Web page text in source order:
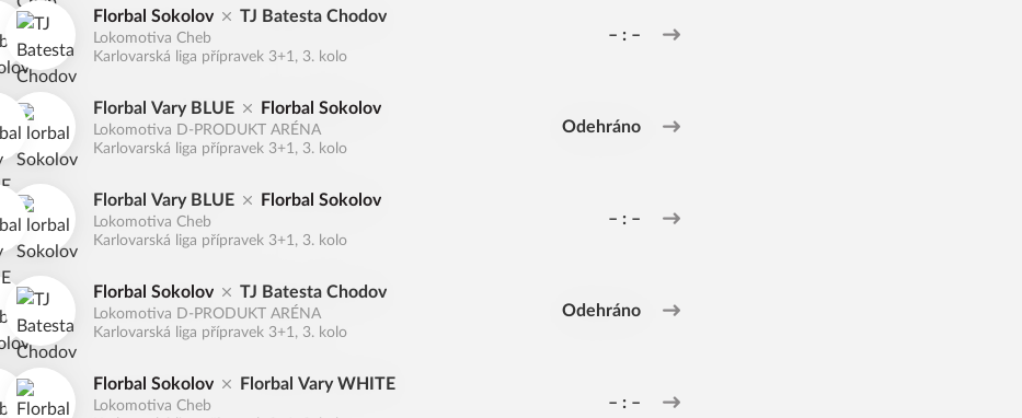
Florbal Sokolov TJ Batesta Chodov
Lokomotiva Cheb
Karlovarská liga přípravek 3+1, 3. kolo
– : –
Florbal Vary BLUE Florbal Sokolov
Lokomotiva D-PRODUKT ARÉNA
Karlovarská liga přípravek 3+1, 3. kolo
Odehráno
Florbal Vary BLUE Florbal Sokolov
Lokomotiva Cheb
Karlovarská liga přípravek 3+1, 3. kolo
– : –
Florbal Sokolov TJ Batesta Chodov
Lokomotiva D-PRODUKT ARÉNA
Karlovarská liga přípravek 3+1, 3. kolo
Odehráno
Florbal Sokolov Florbal Vary WHITE
Lokomotiva Cheb
– : –